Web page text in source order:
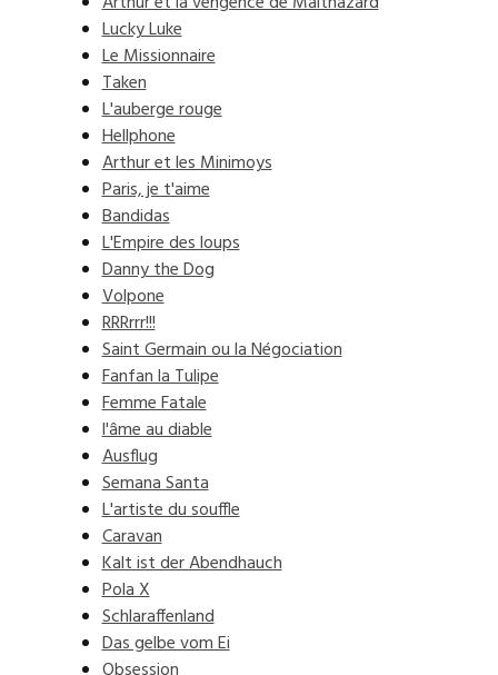
Lucky Luke
Le Missionnaire
Taken
L'auberge rouge
Hellphone
Arthur et les Minimoys
Paris, je t'aime
Bandidas
L'Empire des loups
Danny the Dog
Volpone
RRRrrr!!!
Saint Germain ou la Négociation
Fanfan la Tulipe
Femme Fatale
l'âme au diable
Ausflug
Semana Santa
L'artiste du souffle
Caravan
Kalt ist der Abendhauch
Pola X
Schlaraffenland
Das gelbe vom Ei